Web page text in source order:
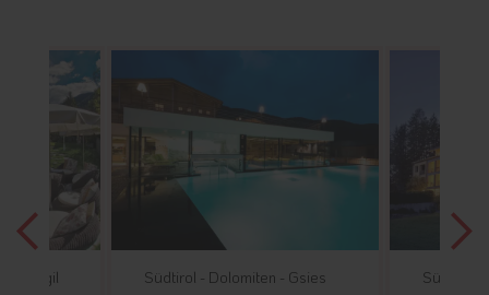
- Südtirol -Dolomiten -